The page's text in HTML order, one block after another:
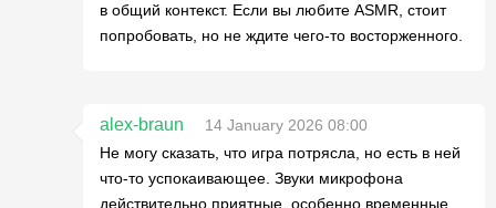
в общий контекст. Если вы любите ASMR, стоит
попробовать, но не ждите чего-то восторженного.
alex-braun
14 January 2026 08:00
Не могу сказать, что игра потрясла, но есть в ней
что-то успокаивающее. Звуки микрофона
действительно приятные, особенно временные